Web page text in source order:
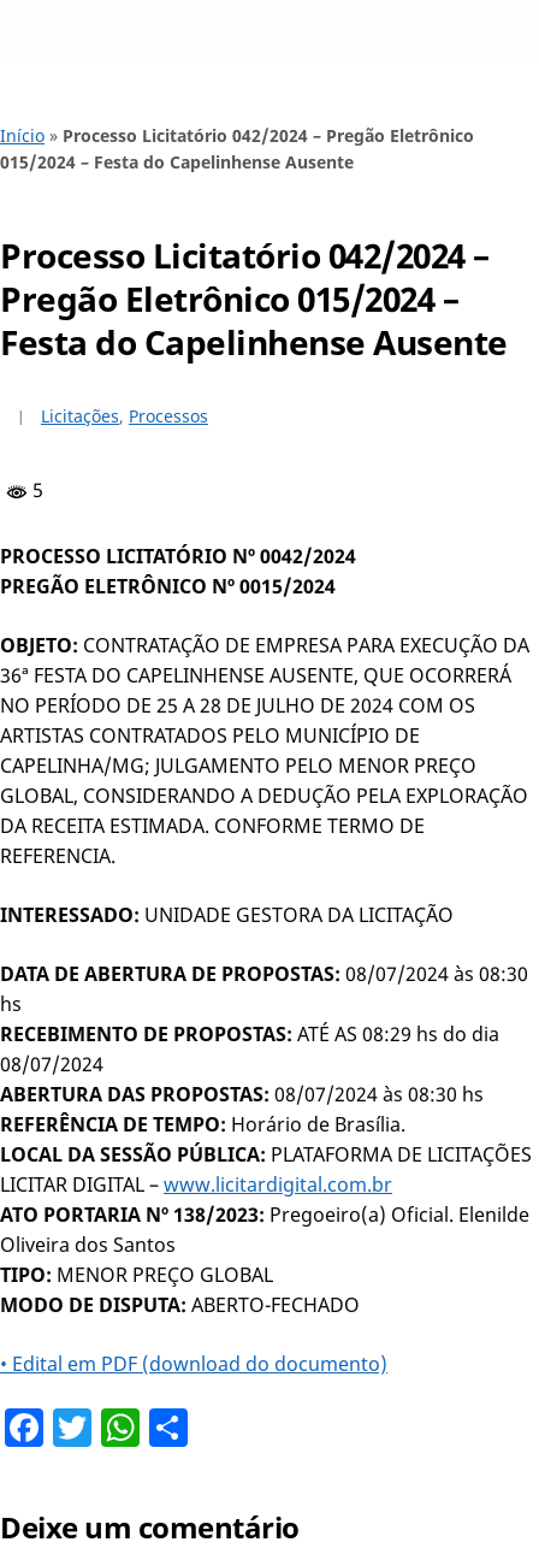
Início » Processo Licitatório 042/2024 – Pregão Eletrônico
015/2024 – Festa do Capelinhense Ausente
Processo Licitatório 042/2024 –
Pregão Eletrônico 015/2024 –
Festa do Capelinhense Ausente
Licitações, Processos
5
PROCESSO LICITATÓRIO Nº 0042/2024
PREGÃO ELETRÔNICO Nº 0015/2024
OBJETO: CONTRATAÇÃO DE EMPRESA PARA EXECUÇÃO DA
36ª FESTA DO CAPELINHENSE AUSENTE, QUE OCORRERÁ
NO PERÍODO DE 25 A 28 DE JULHO DE 2024 COM OS
ARTISTAS CONTRATADOS PELO MUNICÍPIO DE
CAPELINHA/MG; JULGAMENTO PELO MENOR PREÇO
GLOBAL, CONSIDERANDO A DEDUÇÃO PELA EXPLORAÇÃO
DA RECEITA ESTIMADA. CONFORME TERMO DE
REFERENCIA.
INTERESSADO: UNIDADE GESTORA DA LICITAÇÃO
DATA DE ABERTURA DE PROPOSTAS: 08/07/2024 às 08:30
hs
RECEBIMENTO DE PROPOSTAS: ATÉ AS 08:29 hs do dia
08/07/2024
ABERTURA DAS PROPOSTAS: 08/07/2024 às 08:30 hs
REFERÊNCIA DE TEMPO: Horário de Brasília.
LOCAL DA SESSÃO PÚBLICA: PLATAFORMA DE LICITAÇÕES
LICITAR DIGITAL –www.licitardigital.com.br
ATO PORTARIA Nº 138/2023: Pregoeiro(a) Oficial. Elenilde
Oliveira dos Santos
TIPO: MENOR PREÇO GLOBAL
MODO DE DISPUTA: ABERTO-FECHADO
• Edital em PDF (download do documento)
Facebook
TwitterWhatsApp
Deixe um comentário